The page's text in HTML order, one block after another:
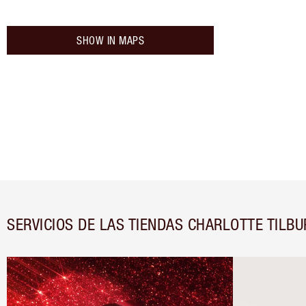
SHOW IN MAPS
SERVICIOS DE LAS TIENDAS CHARLOTTE